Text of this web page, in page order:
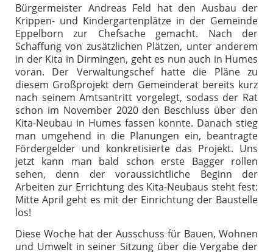
Bürgermeister Andreas Feld hat den Ausbau der
Krippen- und Kindergartenplätze in der Gemeinde
Eppelborn zur Chefsache gemacht. Nach der
Schaffung von zusätzlichen Plätzen, unter anderem
in der Kita in Dirmingen, geht es nun auch in Humes
voran. Der Verwaltungschef hatte die Pläne zu
diesem Großprojekt dem Gemeinderat bereits kurz
nach seinem Amtsantritt vorgelegt, sodass der Rat
schon im November 2020 den Beschluss über den
Kita-Neubau in Humes fassen konnte. Danach stieg
man umgehend in die Planungen ein, beantragte
Fördergelder und konkretisierte das Projekt. Uns
jetzt kann man bald schon erste Bagger rollen
sehen, denn der voraussichtliche Beginn der
Arbeiten zur Errichtung des Kita-Neubaus steht fest:
Mitte April geht es mit der Einrichtung der Baustelle
los!
Diese Woche hat der Ausschuss für Bauen, Wohnen
und Umwelt in seiner Sitzung über die Vergabe der